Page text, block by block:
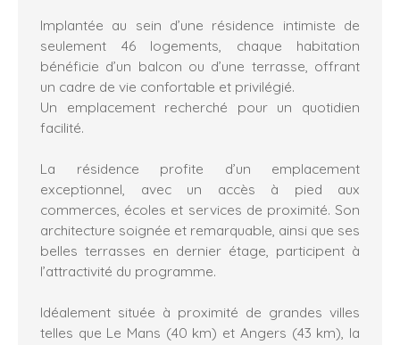
Implantée au sein d’une résidence intimiste de
seulement 46 logements, chaque habitation
bénéficie d’un balcon ou d’une terrasse, offrant
un cadre de vie confortable et privilégié.
Un emplacement recherché pour un quotidien
facilité.
La résidence profite d’un emplacement
exceptionnel, avec un accès à pied aux
commerces, écoles et services de proximité. Son
architecture soignée et remarquable, ainsi que ses
belles terrasses en dernier étage, participent à
l’attractivité du programme.
Idéalement située à proximité de grandes villes
telles que Le Mans (40 km) et Angers (43 km), la